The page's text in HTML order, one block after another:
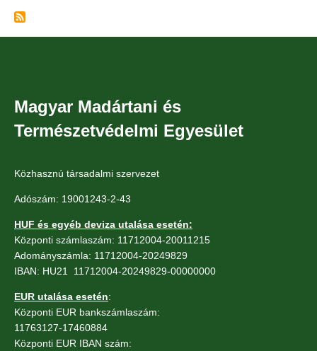
Magyar Madártani és
Természetvédelmi Egyesület
Közhasznú társadalmi szervezet
Adószám: 19001243-2-43
HUF és egyéb deviza utalása esetén:
Központi számlaszám: 11712004-20011215
Adományszámla: 11712004-20249829
IBAN: HU21 11712004-20249829-00000000
EUR utalása esetén:
Központi EUR bankszámlaszám:
11763127-17460884
Központi EUR IBAN szám: